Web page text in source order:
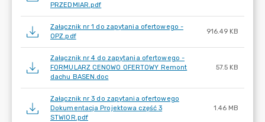
PRZEDMIAR.pdf
Załącznik nr 1 do zapytania ofertowego -
OPZ.pdf
916.49 KB
Załącznik nr 4 do zapytania ofertowego -
FORMULARZ CENOWO OFERTOWY Remont
dachu BASEN.doc
57.5 KB
Załącznik nr 3 do zapytania ofertowego
Dokumentacja Projektowa część 3
STWIOR.pdf
1.46 MB